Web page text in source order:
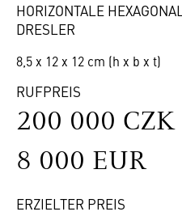
HORIZONTALE
DRESLER
8,5 x 12 x 12 cm (h x b x t)
RUFPREIS
200 000 CZK
8 000 EUR
ERZIELTER PREIS